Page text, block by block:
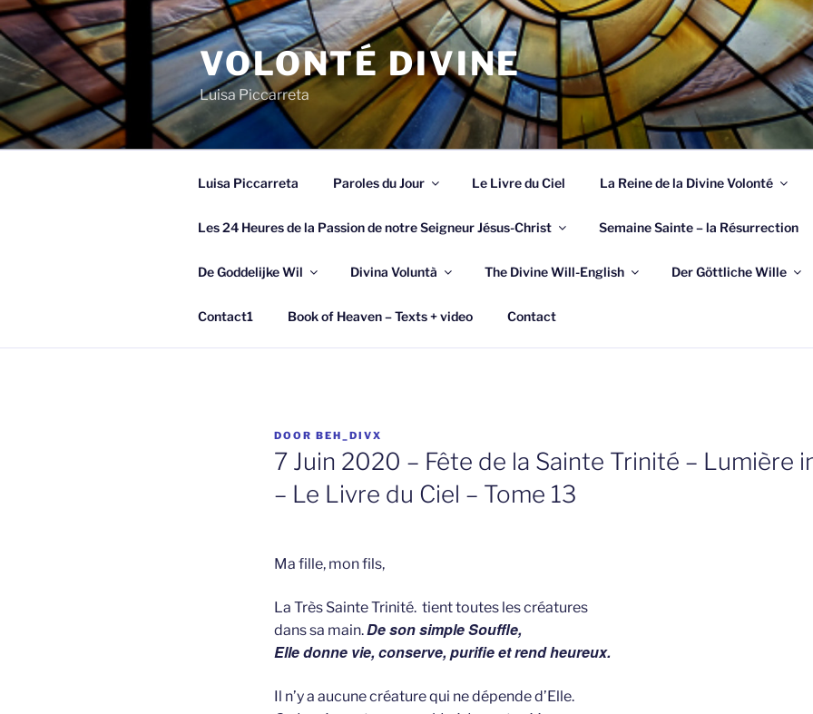
Spring
naar
de
inhoud
VOLONTÉ DIVINE
Luisa Piccarreta
Luisa Piccarreta Paroles du Jour Le Livre du Ciel La Reine de la Divine Volonté
Les 24 Heures de la Passion de notre Seigneur Jésus-Christ Semaine Sainte – la Résurrection
De Goddelijke Wil Divina Voluntà The Divine Will-English Der Göttliche Wille
Contact1 Book of Heaven – Texts + video Contact
GEPLAATST
OP
DOOR BEH_DIVX
7 Juin 2020 – Fête de la Sainte Trinité – Lumière
– Le Livre du Ciel – Tome 13
Ma fille, mon fils,
La Très Sainte Trinité. tient toutes les créatures
dans sa main.De son simple Souffle,
Elle donne vie, conserve, purifie et rend heureux.
Il n’y a aucune créature qui ne dépende d’Elle.